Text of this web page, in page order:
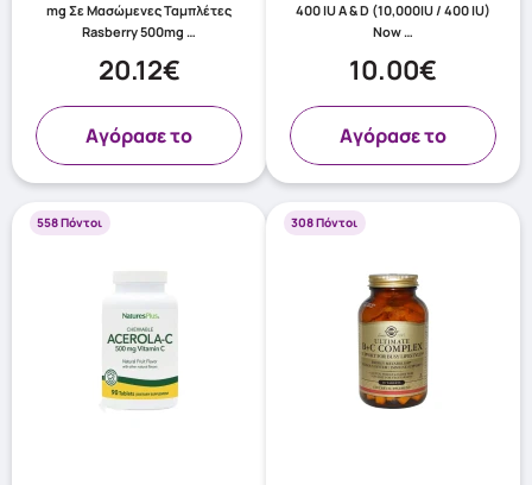
mg Σε Μασώμενες Ταμπλέτες
Rasberry 500mg …
20.12€
Aγόρασε το
400 IU A & D (10,000IU / 400 IU)
Now …
10.00€
Aγόρασε το
558 Πόντοι 308 Πόντοι